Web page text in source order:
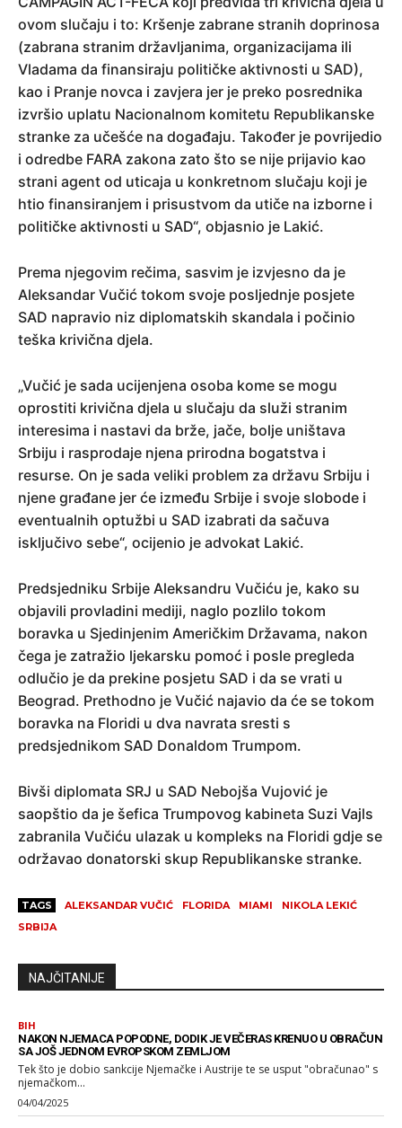
ovom slučaju i to: Kršenje zabrane stranih doprinosa
(zabrana stranim državljanima, organizacijama ili
Vladama da finansiraju političke aktivnosti u SAD),
kao i Pranje novca i zavjera jer je preko posrednika
izvršio uplatu Nacionalnom komitetu Republikanske
stranke za učešće na događaju. Također je povrijedio
i odredbe FARA zakona zato što se nije prijavio kao
strani agent od uticaja u konkretnom slučaju koji je
htio finansiranjem i prisustvom da utiče na izborne i
političke aktivnosti u SAD“, objasnio je Lakić.
Prema njegovim rečima, sasvim je izvjesno da je
Aleksandar Vučić tokom svoje posljednje posjete
SAD napravio niz diplomatskih skandala i počinio
teška krivična djela.
„Vučić je sada ucijenjena osoba kome se mogu
oprostiti krivična djela u slučaju da služi stranim
interesima i nastavi da brže, jače, bolje uništava
Srbiju i rasprodaje njena prirodna bogatstva i
resurse. On je sada veliki problem za državu Srbiju i
njene građane jer će između Srbije i svoje slobode i
eventualnih optužbi u SAD izabrati da sačuva
isključivo sebe“, ocijenio je advokat Lakić.
Predsjedniku Srbije Aleksandru Vučiću je, kako su
objavili provladini mediji, naglo pozlilo tokom
boravka u Sjedinjenim Američkim Državama, nakon
čega je zatražio ljekarsku pomoć i posle pregleda
odlučio je da prekine posjetu SAD i da se vrati u
Beograd. Prethodno je Vučić najavio da će se tokom
boravka na Floridi u dva navrata sresti s
predsjednikom SAD Donaldom Trumpom.
Bivši diplomata SRJ u SAD Nebojša Vujović je
saopštio da je šefica Trumpovog kabineta Suzi Vajls
zabranila Vučiću ulazak u kompleks na Floridi gdje se
održavao donatorski skup Republikanske stranke.
TAGS ALEKSANDAR VUČIĆ FLORIDA MIAMI
NIKOLA LEKIĆ
SRBIJA
NAJČITANIJE
BIH
NAKON NJEMACA POPODNE, DODIK JE VEČERAS KRENUO U OBRAČUN
SA JOŠ JEDNOM EVROPSKOM ZEMLJOM
Tek što je dobio sankcije Njemačke i Austrije te se usput "obračunao" s
njemačkom...
04/04/2025